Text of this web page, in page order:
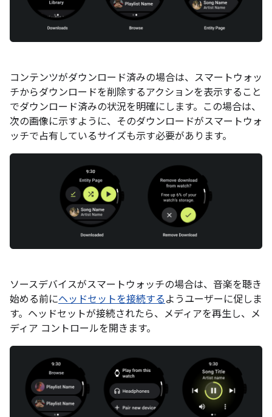
コンテンツがダウンロード済みの場合は、スマートウォッ
チからダウンロードを削除するアクションを表示すること
でダウンロード済みの状況を明確にします。この場合は、
次の画像に示すように、そのダウンロードがスマートウォ
ッチで占有しているサイズも示す必要があります。
ソースデバイスがスマートウォッチの場合は、音楽を聴き
始める前にヘッドセットを接続する ようユーザーに促しま
す。ヘッドセットが接続されたら、メディアを再生し、メ
ディア コントロールを開きます。